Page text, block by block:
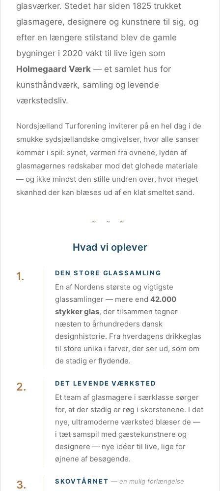
glasværker. Stedet har siden 1825 trukket
glasmagere, designere og kunstnere til sig, og
efter en længere stilstand blev de gamle
bygninger i 2020 vakt til live igen som
Holmegaard Værk — et samlet hus for
kunsthåndværk, samling og levende
værkstedsliv.
Nordsjælland Turforening inviterer på en hel dag i de
smukke sydsjællandske omgivelser, hvor alle sanser
kommer i spil: synet, varmen fra ovnene, lyden af
glasmagernes redskaber mod det glohede materiale
— og ikke mindst den stille undren over, hvor meget
skønhed der kan blæses ud af en klat smeltet sand.
~ ~ ~
Hvad vi oplever
1. DEN STORE GLASSAMLING
En af Nordens største og vigtigste
glassamlinger — mere end 42.000
stykker glas, der tilsammen tegner
næsten to århundreders dansk
designhistorie. Fra hverdagens drikkeglas
til store unika i farver, der ser ud, som om
de stadig er flydende.
2. DET LEVENDE VÆRKSTED
Et team af glasmagere i særklasse sørger
for, at der stadig er røg i skorstenene. I det
nye, ultramoderne værksted blæser de —
i tæt samspil med gæstekunstnere og
designere — nye idéer til live, lige for
øjnene af besøgende.
3. SKOVTÅRNET— en mulig forlængelse